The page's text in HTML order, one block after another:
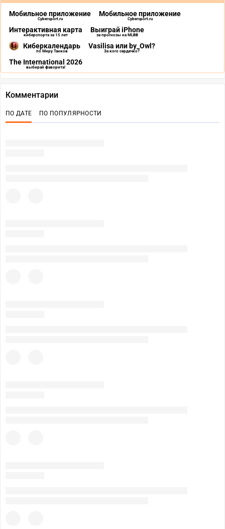
Мобильное приложение
Cybersport.ru
Мобильное приложение
Cybersport.ru
Интерактивная карта
киберспорта за 15 лет
Выиграй iPhone
за прогнозы на MLBB
Киберкалендарь
по Миру Танков
Vasilisa или by_Owl?
За кого сердечко?
The International 2026
выбирай фаворита!
Комментарии
ПО ДАТЕ ПО ПОПУЛЯРНОСТИ